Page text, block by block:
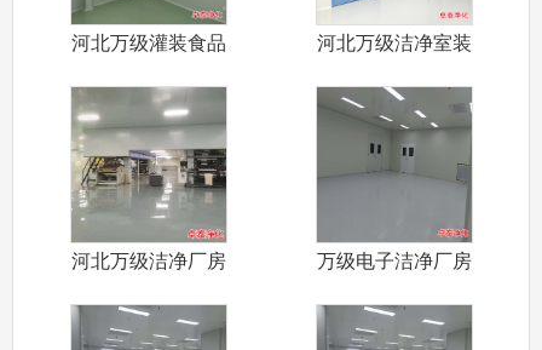
河北万级灌装食品
河北万级洁净室装
河北万级洁净厂房
万级电子洁净厂房